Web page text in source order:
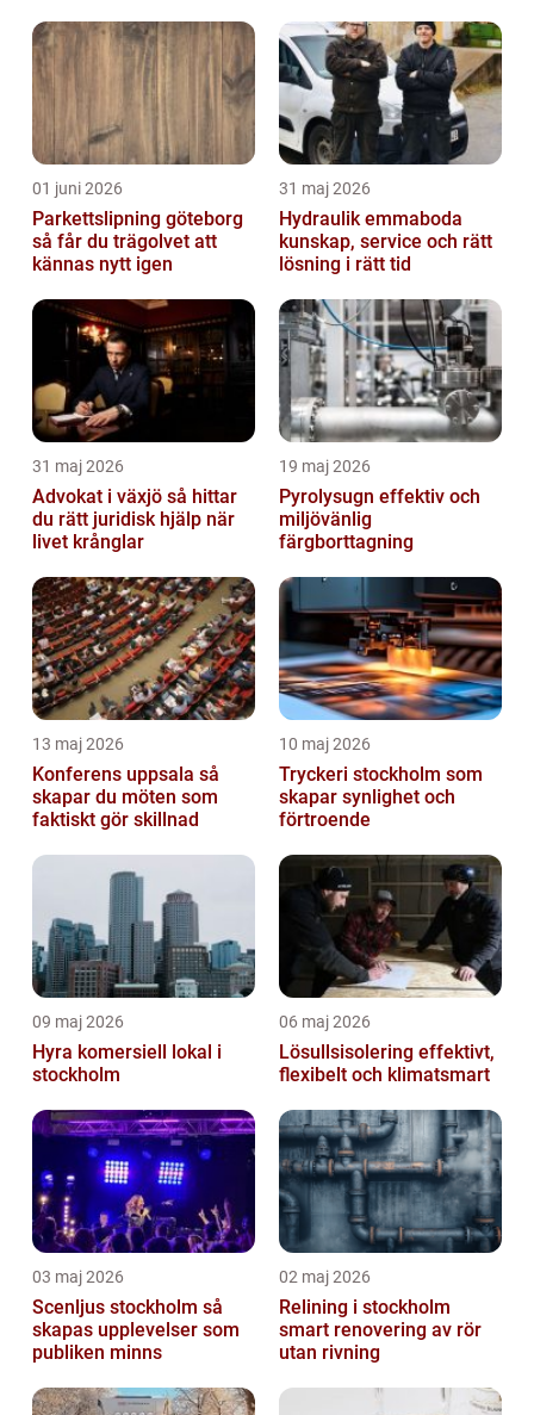
01 juni 2026
Parkettslipning göteborg
så får du trägolvet att
kännas nytt igen
31 maj 2026
Hydraulik emmaboda
kunskap, service och rätt
lösning i rätt tid
31 maj 2026
Advokat i växjö så hittar
du rätt juridisk hjälp när
livet krånglar
19 maj 2026
Pyrolysugn effektiv och
miljövänlig
färgborttagning
13 maj 2026
Konferens uppsala så
skapar du möten som
faktiskt gör skillnad
10 maj 2026
Tryckeri stockholm som
skapar synlighet och
förtroende
09 maj 2026
Hyra komersiell lokal i
stockholm
06 maj 2026
Lösullsisolering effektivt,
flexibelt och klimatsmart
03 maj 2026
Scenljus stockholm så
skapas upplevelser som
publiken minns
02 maj 2026
Relining i stockholm
smart renovering av rör
utan rivning